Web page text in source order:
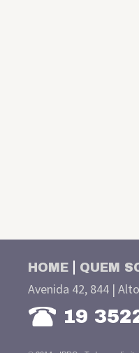
HOME QUEM
Avenida 42, 844 |
19